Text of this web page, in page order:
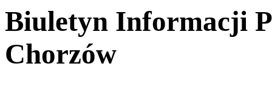
Biuletyn Informacji
Chorzów